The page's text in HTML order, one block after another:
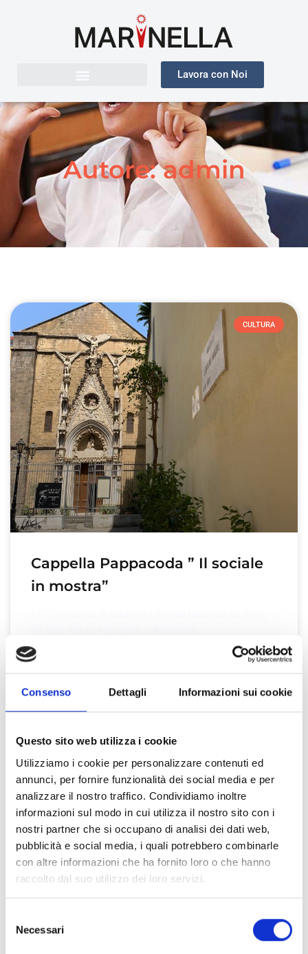
Consenso Dettagli Informazioni sui cookie
Questo sito web utilizza i cookie
Utilizziamo i cookie per personalizzare contenuti ed
annunci, per fornire funzionalità dei social media e per
analizzare il nostro traffico. Condividiamo inoltre
informazioni sul modo in cui utilizza il nostro sito con i
nostri partner che si occupano di analisi dei dati web,
pubblicità e social media, i quali potrebbero combinarle
con altre informazioni che ha fornito loro o che hanno
raccolto dal suo utilizzo dei loro servizi.
delNecessari
Lavora con Noi
Autore:admin
CULTURA
Cappella Pappacoda ” Il sociale
in mostra”
admin 22 Novembre 2023
William Wright
tellus, luctus nec ullamcorper mattis, pulvinar dapibus leo.